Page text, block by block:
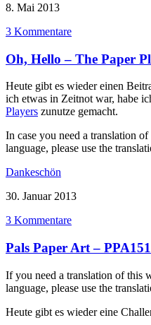
8. Mai 2013
3 Kommentare
Oh, Hello – The Paper
Heute gibt es wieder einen
ich etwas in Zeitnot war, habe
Players zunutze gemacht.
In case you need a translation
language, please use the
Dankeschön
30. Januar 2013
3 Kommentare
Pals Paper Art – PPA151
If you need a translation of this
language, please use the
Heute gibt es wieder eine